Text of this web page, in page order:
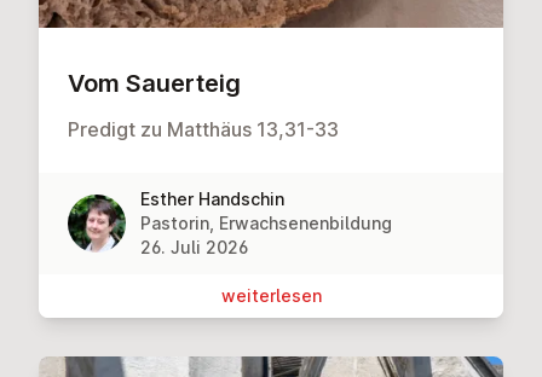
Vom Sauerteig
Predigt zu Matthäus 13,31-33
Esther Handschin
Pastorin, Erwachsenenbildung
26. Juli 2026
wei­ter­le­sen